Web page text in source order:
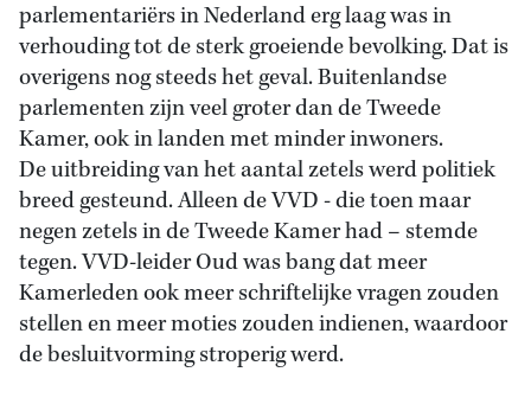
parlementariërs in Nederland erg laag was in
verhouding tot de sterk groeiende bevolking. Dat is
overigens nog steeds het geval. Buitenlandse
parlementen zijn veel groter dan de Tweede
Kamer, ook in landen met minder inwoners.
De uitbreiding van het aantal zetels werd politiek
breed gesteund. Alleen de VVD - die toen maar
negen zetels in de Tweede Kamer had – stemde
tegen. VVD-leider Oud was bang dat meer
Kamerleden ook meer schriftelijke vragen zouden
stellen en meer moties zouden indienen, waardoor
de besluitvorming stroperig werd.